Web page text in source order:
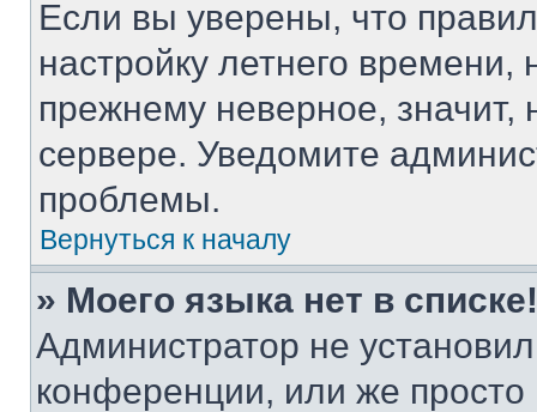
Если вы уверены, что
настройку летнего
прежнему неверное, значит,
сервере. Уведомите
проблемы.
Вернуться к началу
» Моего языка нет в списке!
Администратор не
конференции, или же